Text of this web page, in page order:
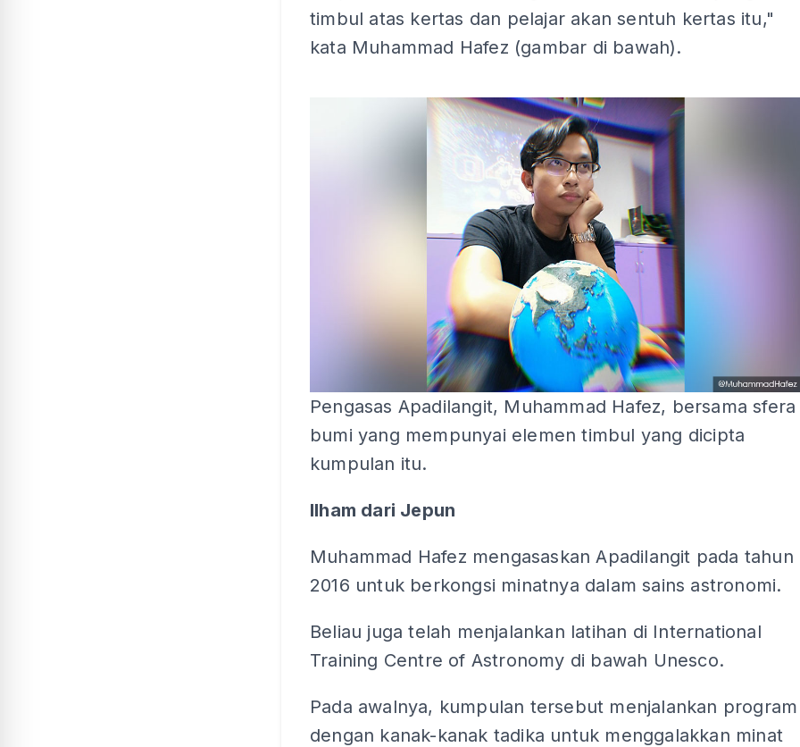
timbul atas kertas dan pelajar akan sentuh kertas itu,"
kata Muhammad Hafez (gambar di bawah).
Pengasas Apadilangit, Muhammad Hafez, bersama sfera
bumi yang mempunyai elemen timbul yang dicipta
kumpulan itu.
Ilham dari Jepun
Muhammad Hafez mengasaskan Apadilangit pada tahun
2016 untuk berkongsi minatnya dalam sains astronomi.
Beliau juga telah menjalankan latihan di International
Training Centre of Astronomy di bawah Unesco.
Pada awalnya, kumpulan tersebut menjalankan program
dengan kanak-kanak tadika untuk menggalakkan minat